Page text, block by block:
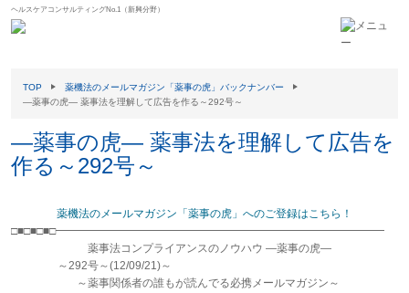
ヘルスケアコンサルティングNo.1（新興分野）
TOP
薬機法のメールマガジン「薬事の虎」バックナンバー
―薬事の虎― 薬事法を理解して広告を作る～292号～
―薬事の虎― 薬事法を理解して広告を
作る～292号～
薬機法のメールマガジン「薬事の虎」へのご登録はこちら！
□■□■□■□━━━━━━━━━━━━━━━━━━━━━━━━━━━━━━
薬事法コンプライアンスのノウハウ ―薬事の虎―
～292号～(12/09/21)～
～薬事関係者の誰もが読んでる必携メールマガジン～